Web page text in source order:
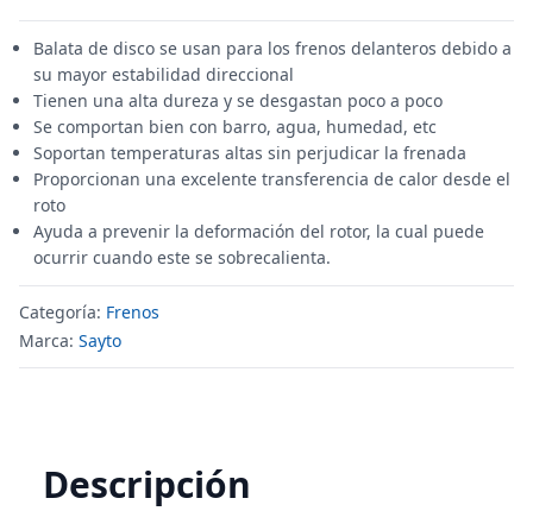
Balata de disco se usan para los frenos delanteros debido a
su mayor estabilidad direccional
Tienen una alta dureza y se desgastan poco a poco
Se comportan bien con barro, agua, humedad, etc
Soportan temperaturas altas sin perjudicar la frenada
Proporcionan una excelente transferencia de calor desde el
roto
Ayuda a prevenir la deformación del rotor, la cual puede
ocurrir cuando este se sobrecalienta.
Categoría: Frenos
Marca: Sayto
Descripción